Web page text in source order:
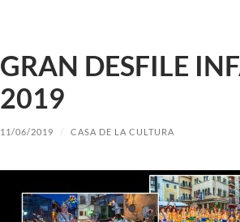
GRAN DESFILE
2019
11/06/2019 / CASA DE LA CULTURA